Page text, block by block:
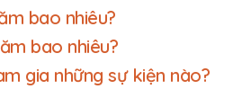
bao nhiêu?
bao nhiêu?
gia những sự kiện nào?